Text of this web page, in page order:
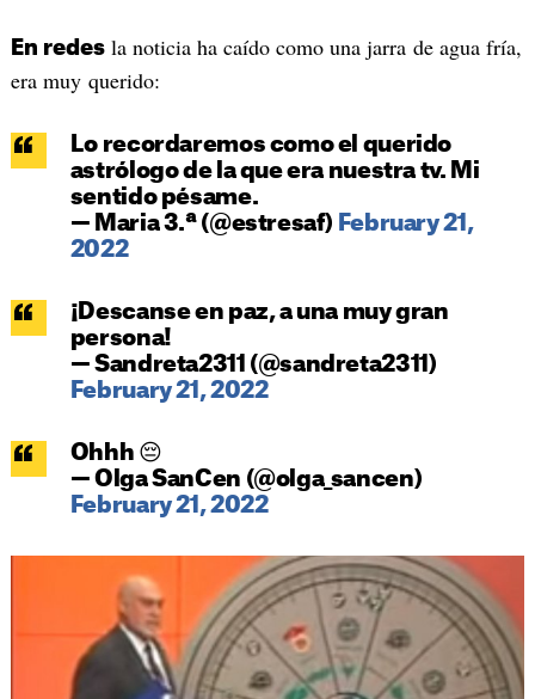
En redesla noticia ha caído como una jarra de agua fría,
era muy querido:
Lo recordaremos como el querido
astrólogo de la que era nuestra tv. Mi
sentido pésame.
— Maria 3.ª (@estresaf) February 21,
2022
¡Descanse en paz, a una muy gran
persona!
— Sandreta2311 (@sandreta2311)
February 21, 2022
Ohhh 😔
— Olga SanCen (@olga_sancen)
February 21, 2022